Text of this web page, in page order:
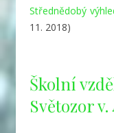
Střednědobý
11. 2018)
Školní
Světozor v.